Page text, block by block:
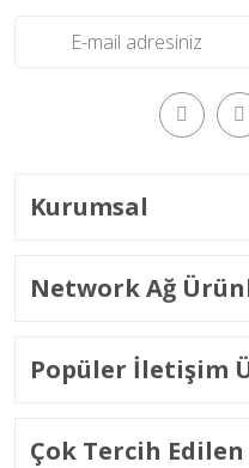
Kurumsal
Network Ağ
Popüler İletişim
Çok Tercih